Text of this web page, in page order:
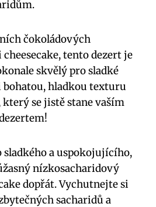
čokoládových
tento dezert je
skvělý pro sladké
hladkou texturu⁤
⁢který se jistě​ stane vaším
​sladkého a uspokojujícího,
nízkosacharidový
dopřát. Vychutnejte ‍si⁤
sacharidů a